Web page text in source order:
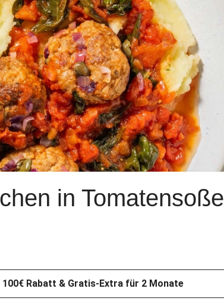
in Tomatensoße
100€ Rabatt & Gratis-Extra für 2 Monate